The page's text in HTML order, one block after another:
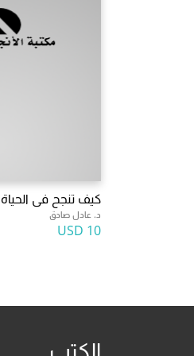
كيف تنجح فى الحياة
د. عادل صادق
10 USD